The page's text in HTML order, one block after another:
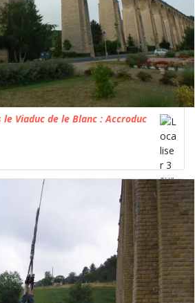
Viaduc de le Blanc : Accroduc